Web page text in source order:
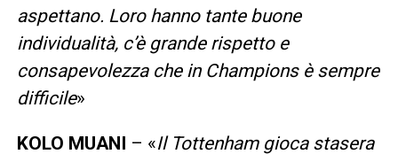
aspettano. Loro hanno tante buone
individualità, c’è grande rispetto e
consapevolezza che in Champions è sempre
difficile»
KOLO MUANI – «Il Tottenham gioca stasera